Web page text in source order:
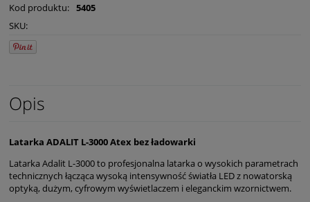
Kod produktu: 5405
SKU:
Opis
Latarka ADALIT L-3000 Atex bez ładowarki
Latarka Adalit L-3000 to profesjonalna latarka o wysokich parametrach
technicznych łącząca wysoką intensywność światła LED z nowatorską
optyką, dużym, cyfrowym wyświetlaczem i eleganckim wzornictwem.